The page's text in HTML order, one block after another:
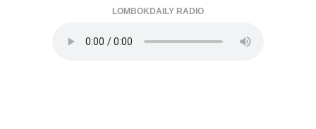
LOMBOKDAILY RADIO